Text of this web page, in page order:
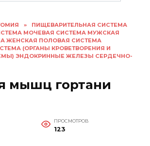
»
ПИЩЕВАРИТЕЛЬНАЯ СИСТЕМА
МОЧЕВАЯ СИСТЕМА МУЖСКАЯ
ЖЕНСКАЯ ПОЛОВАЯ СИСТЕМА
(ОРГАНЫ КРОВЕТВОРЕНИЯ И
ЭНДОКРИННЫЕ ЖЕЛЕЗЫ СЕРДЕЧНО-
мышц гортани
ПРОСМОТРОВ
123